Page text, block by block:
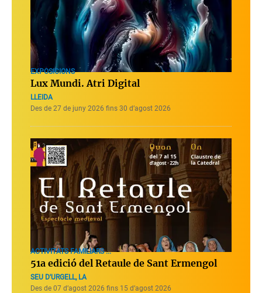
EXPOSICIONS
Lux Mundi. Atri Digital
LLEIDA
Des de 27 de juny 2026 fins 30 d’agost 2026
ACTIVITATS FAMILIARS ...
51a edició del Retaule de Sant Ermengol
SEU D'URGELL, LA
Des de 07 d’agost 2026 fins 15 d’agost 2026